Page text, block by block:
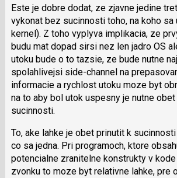
použít
i
klávesy
N
pro
následující
a
P
pro
nový
názor
Este je dobre dodat, ze zjavne jedine
vykonat bez sucinnosti toho, na koho sa
kernel). Z toho vyplyva implikacia, ze
budu mat dopad sirsi nez len jadro OS
utoku bude o to tazsie, ze bude nutne
spolahlivejsi side-channel na
informacie a rychlost utoku moze byt
na to aby bol utok uspesny je nutne
sucinnosti.
To, ake lahke je obet prinutit k
co sa jedna. Pri programoch, ktore
potencialne zranitelne konstrukty v
zvonku to moze byt relativne lahke, pre